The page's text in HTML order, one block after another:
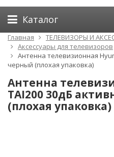
Каталог
Главная
ТЕЛЕВИЗОРЫ И
Аксессуары для телевизоров
Антенна телевизионная
черный (плохая упаковка)
Антенна
TAI200 30дБ
(плохая упаковка)